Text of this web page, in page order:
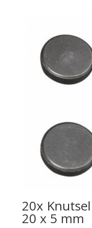
20x
20 x 5 mm